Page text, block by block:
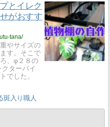
とイレク
がおすす
tana/
やサイズの
す。そこで
、φ２８の
クターパイ
でした。
斑入り職人